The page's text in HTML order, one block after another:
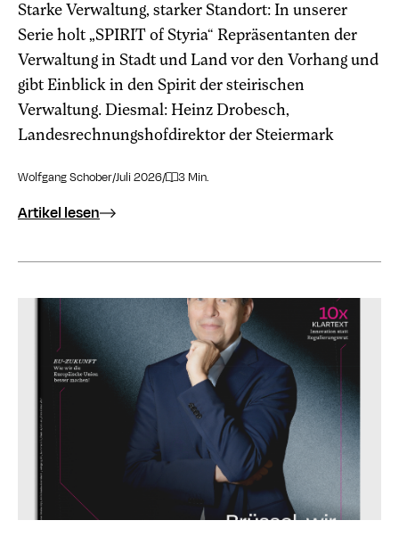
Starke Verwaltung, starker Standort: In unserer
Serie holt „SPIRIT of Styria“ Repräsentanten der
Verwaltung in Stadt und Land vor den Vorhang und
gibt Einblick in den Spirit der steirischen
Verwaltung. Diesmal: Heinz Drobesch,
Landesrechnungshofdirektor der Steiermark
Wolfgang Schober/Juli 2026/ 3 Min.
Artikel lesen